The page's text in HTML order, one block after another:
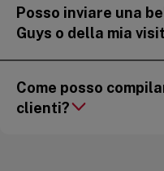
Posso inviare una
Guys o della mia
Come posso
clienti?